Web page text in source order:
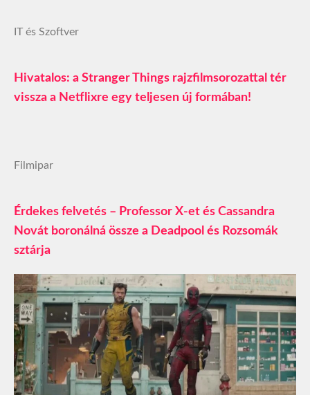
IT és Szoftver
Hivatalos: a Stranger Things rajzfilmsorozattal tér
vissza a Netflixre egy teljesen új formában!
Filmipar
Érdekes felvetés – Professor X-et és Cassandra
Novát boronálná össze a Deadpool és Rozsomák
sztárja